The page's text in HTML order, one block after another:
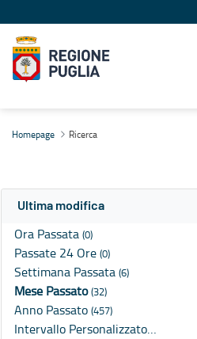
Homepage Ricerca
Ultima modifica
Ora Passata (0)
Passate 24 Ore (0)
Settimana Passata (6)
Mese Passato(32)
Anno Passato (457)
Intervallo Personalizzato…